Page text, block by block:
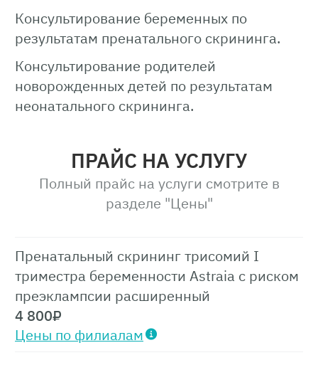
Консультирование беременных по
результатам пренатального скрининга.
Консультирование родителей
новорожденных детей по результатам
неонатального скрининга.
ПРАЙС НА УСЛУГУ
Полный прайс на услуги смотрите в
разделе "Цены"
Пренатальный скрининг трисомий I
триместра беременности Astraia с риском
преэклампсии расширенный
4 800₽
Цены по филиалам